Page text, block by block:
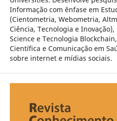
Informação com ênfase em
(Cientometria, Webometria,
Ciência, Tecnologia e
Science e Tecnologia
Científica e Comunicação em
sobre internet e mídias sociais.